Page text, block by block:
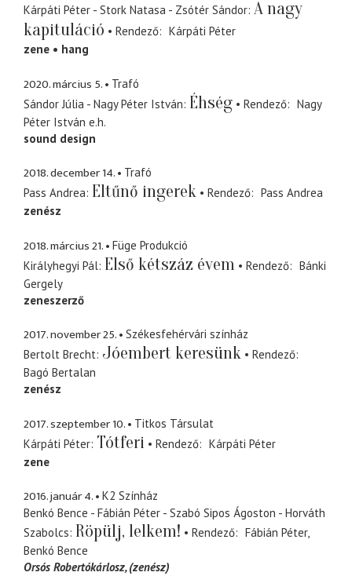
Kárpáti Péter - Stork Natasa - Zsótér Sándor A nagy
kapituláció
Rendező
Kárpáti Péter
zene
hang
2020. március 5.
Trafó
Sándor Júlia - Nagy Péter István Éhség Rendező
Nagy
Péter István e.h.
sound design
2018. december 14.
Trafó
Pass Andrea Eltűnő ingerek Rendező
Pass Andrea
zenész
2018. március 21.
Füge Produkció
Királyhegyi Pál Első kétszáz évem Rendező
Bánki
Gergely
zeneszerző
2017. november 25.
Székesfehérvári színház
Bertolt Brecht Jóembert keresünk
Rendező
Bagó Bertalan
zenész
2017. szeptember 10.
Titkos Társulat
Kárpáti Péter Tótferi Rendező
Kárpáti Péter
zene
2016. január 4.
K2 Színház
Benkó Bence - Fábián Péter - Szabó Sipos Ágoston - Horváth
Szabolcs Röpülj, lelkem! Rendező
Fábián Péter
Benkó Bence
Orsós Robertókárlosz (zenész)